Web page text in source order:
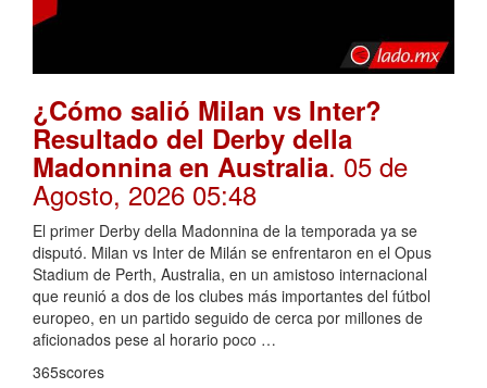
¿Cómo salió Milan vs Inter?
Resultado del Derby della
Madonnina en Australia. 05 de
Agosto, 2026 05:48
El primer Derby della Madonnina de la temporada ya se
disputó. Milan vs Inter de Milán se enfrentaron en el Opus
Stadium de Perth, Australia, en un amistoso internacional
que reunió a dos de los clubes más importantes del fútbol
europeo, en un partido seguido de cerca por millones de
aficionados pese al horario poco …
365scores